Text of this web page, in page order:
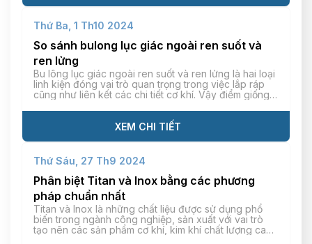
Thứ Ba, 1 Th10 2024
So sánh bulong lục giác ngoài ren suốt và
ren lửng
Bu lông lục giác ngoài ren suốt và ren lửng là hai loại
linh kiện đóng vai trò quan trọng trong việc lắp ráp
cũng như liên kết các chi tiết cơ khí. Vậy điểm giống
XEM CHI TIẾT
Thứ Sáu, 27 Th9 2024
Phân biệt Titan và Inox bằng các phương
pháp chuẩn nhất
Titan và Inox là những chất liệu được sử dụng phổ
biến trong ngành công nghiệp, sản xuất với vai trò
tạo nên các sản phẩm cơ khí, kim khí chất lượng cao.